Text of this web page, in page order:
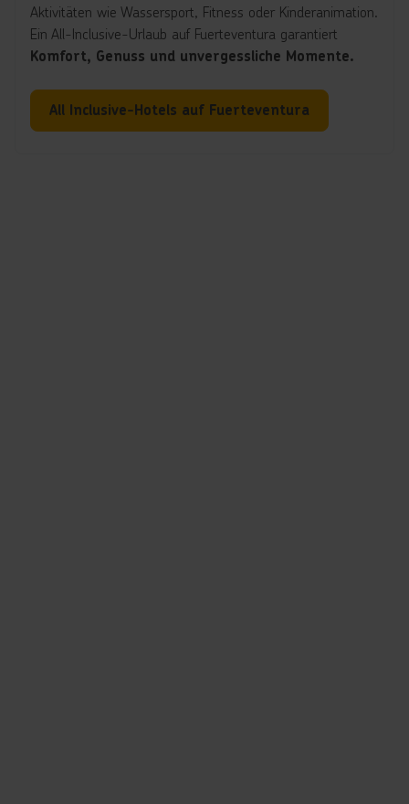
Aktivitäten wie Wassersport, Fitness oder Kinderanimation.
Ein All-Inclusive-Urlaub auf Fuerteventura garantiert
Komfort, Genuss und unvergessliche Momente.
All Inclusive-Hotels auf Fuerteventura